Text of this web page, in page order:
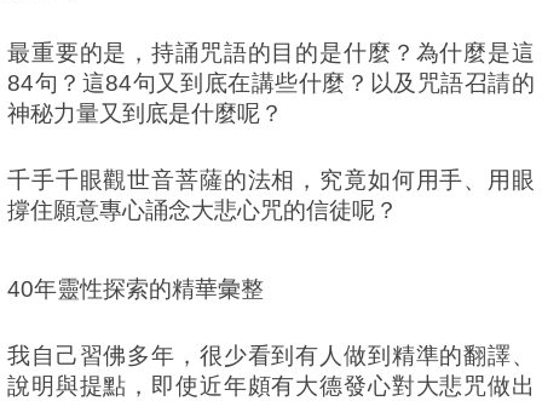
最重要的是，持誦咒語的目的是什麼？為什麼是這
84句？這84句又到底在講些什麼？以及咒語召請的
神秘力量又到底是什麼呢？
千手千眼觀世音菩薩的法相，究竟如何用手、用眼
撐住願意專心誦念大悲心咒的信徒呢？
40年靈性探索的精華彙整
我自己習佛多年，很少看到有人做到精準的翻譯、
說明與提點，即使近年頗有大德發心對大悲咒做出